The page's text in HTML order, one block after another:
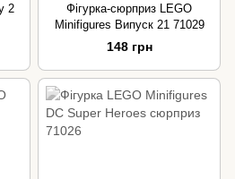
2
Фігурка-сюрприз LEGO
Minifigures Випуск 21 71029
148 грн